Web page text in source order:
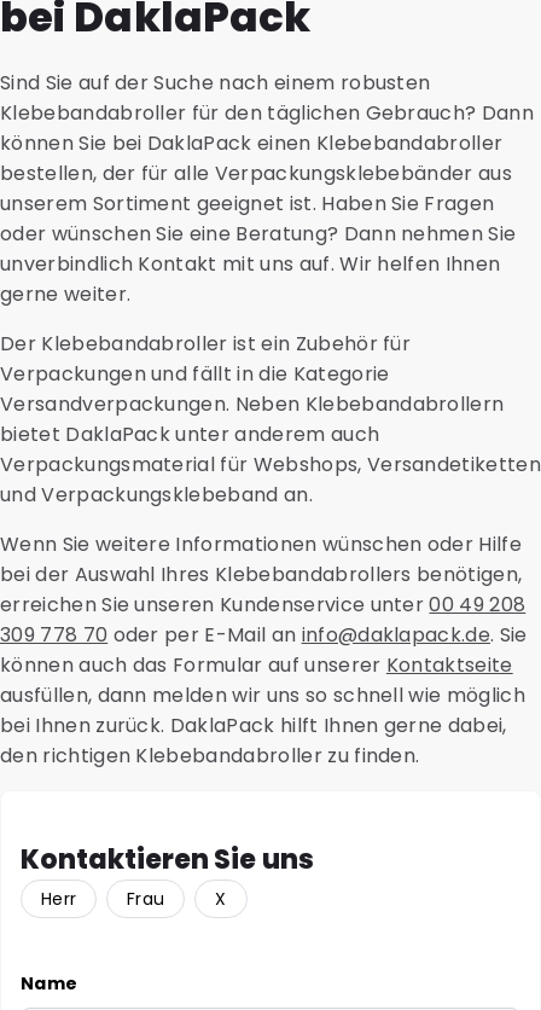
aus recyceltem Material an.
Kartonhalterungen, Sicherheitstaschen und
saugfähige Materialien erhalten Sie bei uns.
Niederlanden, Belgien, Deutschland und Frankreich.
Reaktionen darauf nachverfolgen.
Kontaktieren Sie uns für weitere Informationen oder
eine Beratung und fragen Sie nach den aktuellen
Versandtarifen.
bei DaklaPack
Sind Sie auf der Suche nach einem robusten
Klebebandabroller für den täglichen Gebrauch? Dann
können Sie bei DaklaPack einen Klebebandabroller
bestellen, der für alle Verpackungsklebebänder aus
unserem Sortiment geeignet ist. Haben Sie Fragen
oder wünschen Sie eine Beratung? Dann nehmen Sie
unverbindlich Kontakt mit uns auf. Wir helfen Ihnen
gerne weiter.
Der Klebebandabroller ist ein Zubehör für
Verpackungen und fällt in die Kategorie
Versandverpackungen. Neben Klebebandabrollern
bietet DaklaPack unter anderem auch
Verpackungsmaterial für Webshops, Versandetiketten
und Verpackungsklebeband an.
Wenn Sie weitere Informationen wünschen oder Hilfe
bei der Auswahl Ihres Klebebandabrollers benötigen,
erreichen Sie unseren Kundenservice unter00 49 208
309 778 70 oder per E-Mail an info@daklapack.de. Sie
können auch das Formular auf unserer Kontaktseite
ausfüllen, dann melden wir uns so schnell wie möglich
bei Ihnen zurück. DaklaPack hilft Ihnen gerne dabei,
den richtigen Klebebandabroller zu finden.
Kontaktieren Sie uns
Herr Frau X
Name